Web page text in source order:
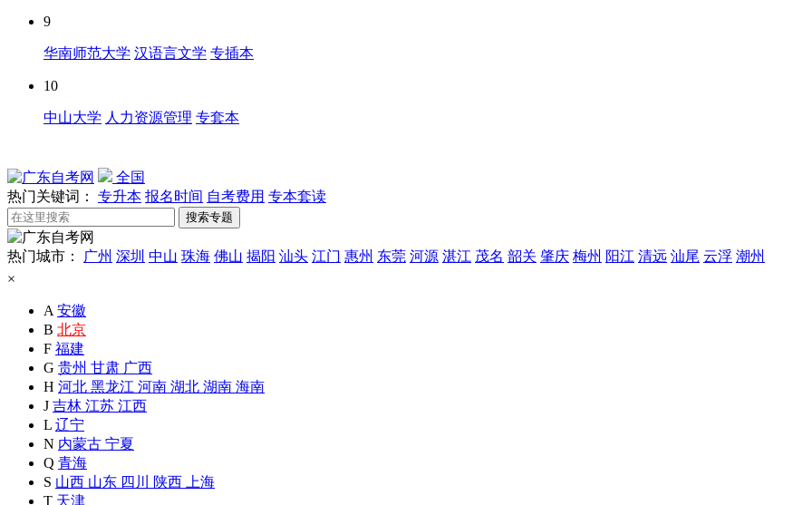
9
华南师范大学 汉语言文学 专插本
10
中山大学 人力资源管理 专套本
全国
热门关键词： 专升本 报名时间 自考费用 专本套读
热门城市： 广州 深圳 中山 珠海 佛山 揭阳 汕头 江门 惠州 东莞 河源 湛江 茂名 韶关 肇庆 梅州 阳江 清远 汕尾 云浮 潮州
×
A 安徽
B 北京
F 福建
G 贵州 甘肃 广西
H 河北 黑龙江 河南 湖北 湖南 海南
J 吉林 江苏 江西
L 辽宁
N 内蒙古 宁夏
Q 青海
S 山西 山东 四川 陕西
上海
T 天津